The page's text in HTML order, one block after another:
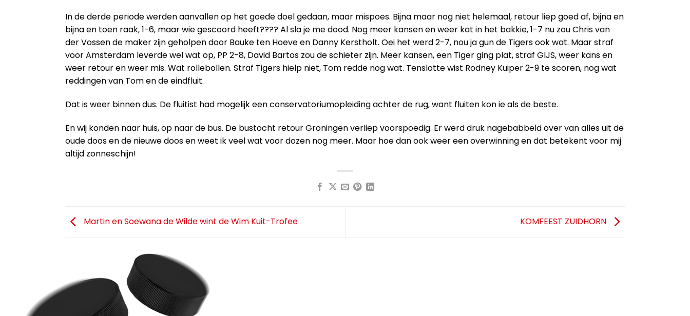
In de derde periode werden aanvallen op het goede doel gedaan, maar mispoes. Bijna maar nog niet helemaal, retour liep goed af, bijna en
bijna en toen raak, 1-6, maar wie gescoord heeft???? Al sla je me dood. Nog meer kansen en weer kat in het bakkie, 1-7 nu zou Chris van
der Vossen de maker zijn geholpen door Bauke ten Hoeve en Danny Kerstholt. Oei het werd 2-7, nou ja gun de Tigers ook wat. Maar straf
voor Amsterdam leverde wel wat op, PP 2-8, David Bartos zou de schieter zijn. Meer kansen, een Tiger ging plat, straf GIJS, weer kans en
weer retour en weer mis. Wat rollebollen. Straf Tigers hielp niet, Tom redde nog wat. Tenslotte wist Rodney Kuiper 2-9 te scoren, nog wat
reddingen van Tom en de eindfluit.
Dat is weer binnen dus. De fluitist had mogelijk een conservatoriumopleiding achter de rug, want fluiten kon ie als de beste.
En wij konden naar huis, op naar de bus. De bustocht retour Groningen verliep voorspoedig. Er werd druk nagebabbeld over van alles uit de
oude doos en de nieuwe doos en weet ik veel wat voor dozen nog meer. Maar hoe dan ook weer een overwinning en dat betekent voor mij
altijd zonneschijn!
Martin en Soewana de Wilde wint de Wim Kuit-Trofee KOMFEEST ZUIDHORN